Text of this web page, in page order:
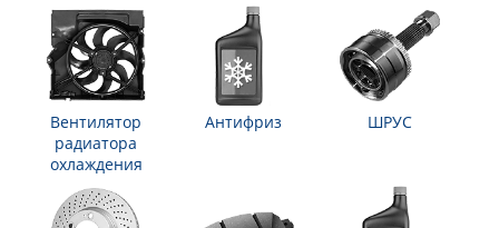
Вентилятор
радиатора
охлаждения
Антифриз ШРУС